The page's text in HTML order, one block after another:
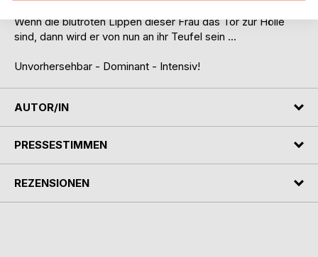
Wenn die blutroten Lippen dieser Frau das Tor zur Hölle
sind, dann wird er von nun an ihr Teufel sein ...
Unvorhersehbar - Dominant - Intensiv!
AUTOR/IN
PRESSESTIMMEN
REZENSIONEN